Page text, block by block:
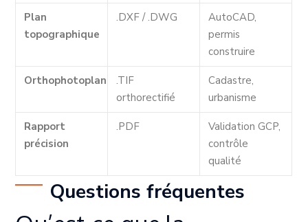
Plan
topographique
.DXF / .DWG
AutoCAD,
permis
construire
Orthophotoplan
.TIF
orthorectifié
Cadastre,
urbanisme
Rapport
précision
.PDF
Validation GCP,
contrôle
qualité
Questions fréquentes